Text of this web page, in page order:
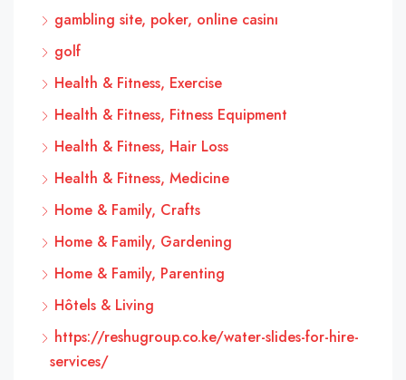
gambling site, poker, online casinı
golf
Health & Fitness, Exercise
Health & Fitness, Fitness Equipment
Health & Fitness, Hair Loss
Health & Fitness, Medicine
Home & Family, Crafts
Home & Family, Gardening
Home & Family, Parenting
Hôtels & Living
https://reshugroup.co.ke/water-slides-for-hire-
services/